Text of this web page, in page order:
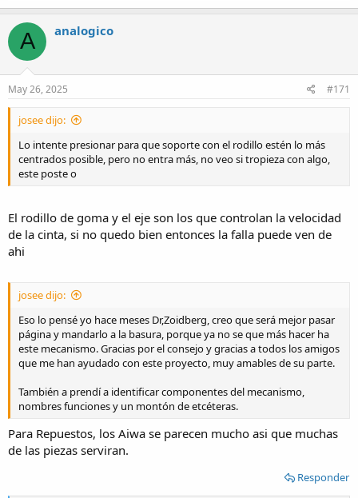
a
c
t
o
n
s
A analogico
May 26, 2025 #171
josee dijo:
Lo intente presionar para que soporte con el rodillo estén lo más
centrados posible, pero no entra más, no veo si tropieza con algo,
este poste o
El rodillo de goma y el eje son los que controlan la velocidad
de la cinta, si no quedo bien entonces la falla puede ven de
ahi
josee dijo:
Eso lo pensé yo hace meses Dr,Zoidberg, creo que será mejor pasar
página y mandarlo a la basura, porque ya no se que más hacer ha
este mecanismo. Gracias por el consejo y gracias a todos los amigos
que me han ayudado con este proyecto, muy amables de su parte.
También a prendí a identificar componentes del mecanismo,
nombres funciones y un montón de etcéteras.
Para Repuestos, los Aiwa se parecen mucho asi que muchas
de las piezas serviran.
Responder